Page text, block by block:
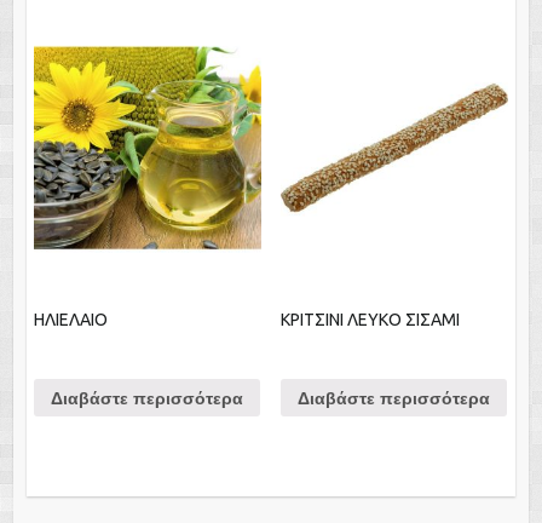
ΗΛΙΕΛΑΙΟ
Διαβάστε περισσότερα
ΚΡΙΤΣΙΝΙ ΛΕΥΚΟ ΣΙΣΑΜΙ
Διαβάστε περισσότερα